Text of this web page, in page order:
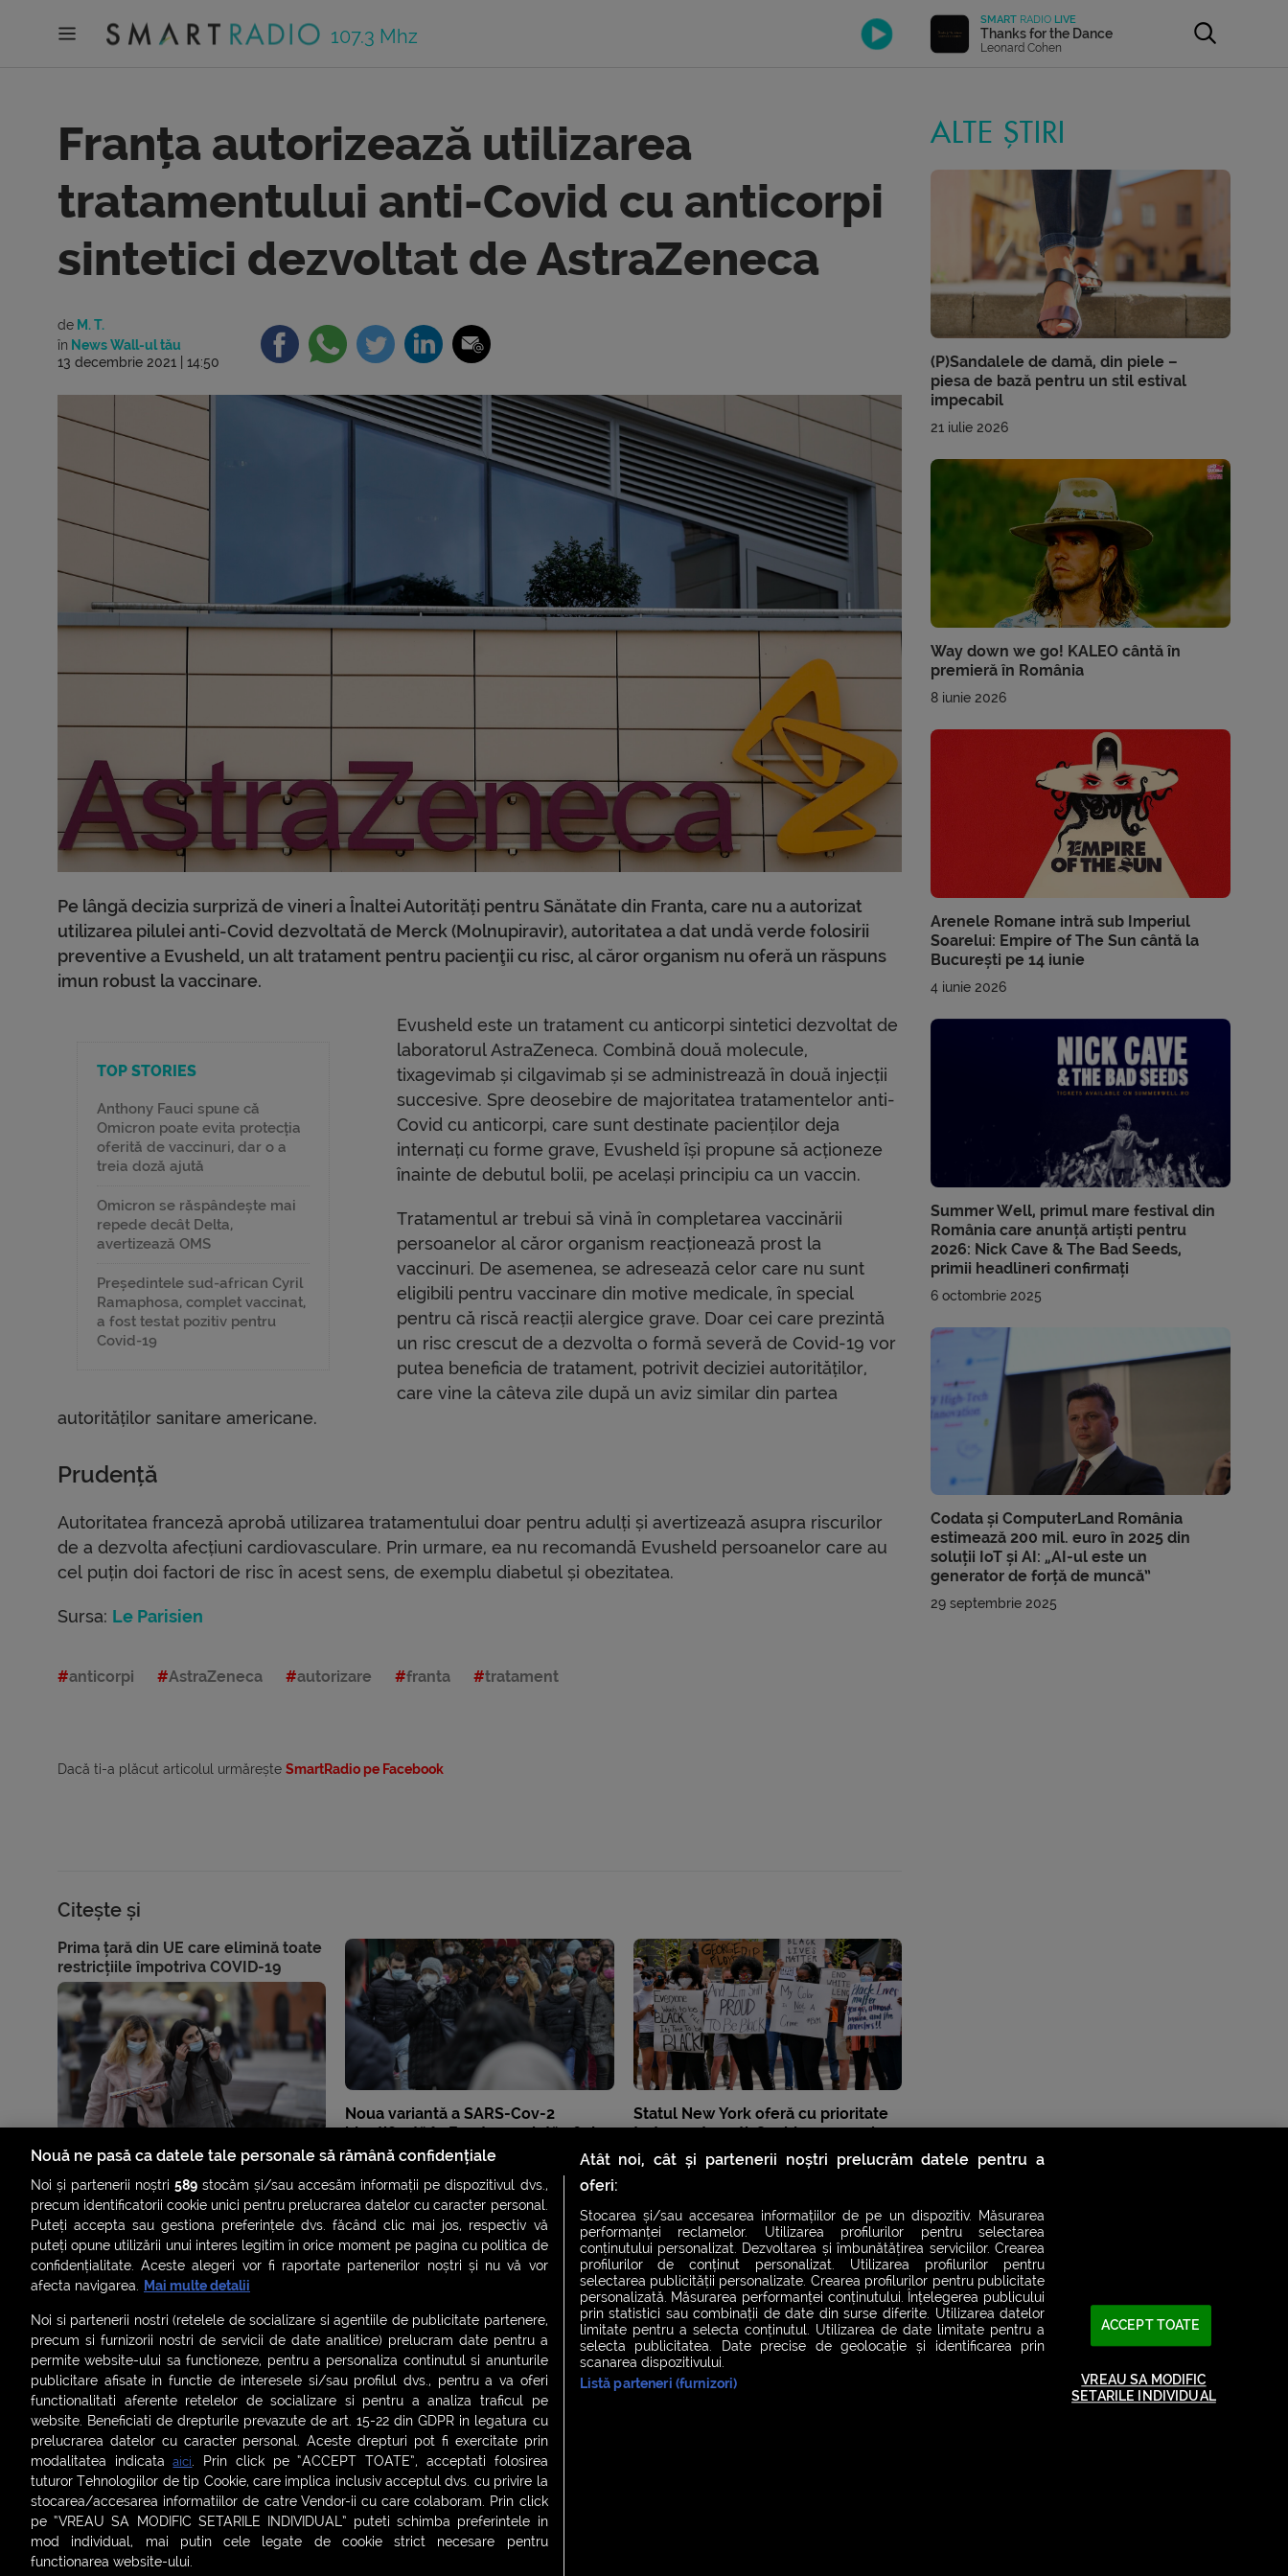
107.3 Mhz
SMART RADIO LIVE
Thanks for the Dance
Leonard Cohen
Franța autorizează utilizarea
tratamentului anti-Covid cu anticorpi
sintetici dezvoltat de AstraZeneca
de M. T.
în News Wall-ul tău
13 decembrie 2021 | 14:50
Pe lângă decizia surpriză de vineri a Înaltei Autorități pentru Sănătate din Franta, care nu a autorizat
utilizarea pilulei anti-Covid dezvoltată de Merck (Molnupiravir), autoritatea a dat undă verde folosirii
preventive a Evusheld, un alt tratament pentru pacienţii cu risc, al căror organism nu oferă un răspuns
imun robust la vaccinare.
TOP STORIES
Anthony Fauci spune că
Omicron poate evita protecția
oferită de vaccinuri, dar o a
treia doză ajută
Omicron se răspândește mai
repede decât Delta,
avertizează OMS
Președintele sud-african Cyril
Ramaphosa, complet vaccinat,
a fost testat pozitiv pentru
Covid-19
Evusheld este un tratament cu anticorpi sintetici dezvoltat de
laboratorul AstraZeneca. Combină două molecule,
tixagevimab și cilgavimab și se administrează în două injecții
succesive. Spre deosebire de majoritatea tratamentelor anti-
Covid cu anticorpi, care sunt destinate pacienților deja
internați cu forme grave, Evusheld își propune să acționeze
înainte de debutul bolii, pe același principiu ca un vaccin.
Tratamentul ar trebui să vină în completarea vaccinării
persoanelor al căror organism reacționează prost la
vaccinuri. De asemenea, se adresează celor care nu sunt
eligibili pentru vaccinare din motive medicale, în special
pentru că riscă reacții alergice grave. Doar cei care prezintă
un risc crescut de a dezvolta o formă severă de Covid-19 vor
putea beneficia de tratament, potrivit deciziei autorităților,
care vine la câteva zile după un aviz similar din partea
autorităților sanitare americane.
Prudență
Autoritatea franceză aprobă utilizarea tratamentului doar pentru adulți și avertizează asupra riscurilor
de a dezvolta afecțiuni cardiovasculare. Prin urmare, ea nu recomandă Evusheld persoanelor care au
cel puțin doi factori de risc în acest sens, de exemplu diabetul și obezitatea.
Sursa: Le Parisien
anticorpi AstraZeneca autorizare franta tratament
Dacă ti-a plăcut articolul urmărește SmartRadio pe Facebook
Citește și
Prima țară din UE care elimină toate
restricțiile împotriva COVID-19
Noua variantă a SARS-Cov-2
identificată în Franța prezintă 46 de
mutații
Statul New York oferă cu prioritate
tratamente anti-Covid persoanelor
care nu sunt albe
ALTE ȘTIRI
(P)Sandalele de damă, din piele –
piesa de bază pentru un stil estival
impecabil
21 iulie 2026
Way down we go! KALEO cântă în
premieră în România
8 iunie 2026
Arenele Romane intră sub Imperiul
Soarelui: Empire of The Sun cântă la
București pe 14 iunie
4 iunie 2026
Summer Well, primul mare festival din
România care anunță artiști pentru
2026: Nick Cave & The Bad Seeds,
primii headlineri confirmați
6 octombrie 2025
Codata și ComputerLand România
estimează 200 mil. euro în 2025 din
soluții IoT și AI: „AI-ul este un
generator de forță de muncă”
29 septembrie 2025
ȘTIRI SMART SHORTS LIVE FEVER BRUNCH FEVER NIGHT FEVER
LIVE FEVER CONCERT
ASCULTĂ ACUM RADIOURILE SMART
| Politica de confidențialitate Politica de cookies
Contact:office@smartradio.ro
Nouă ne pasă ca datele tale personale să rămână confidențiale
Noi și partenerii noștri589 stocăm și/sau accesăm informații pe dispozitivul dvs.,
precum identificatorii cookie unici pentru prelucrarea datelor cu caracter personal.
Puteți accepta sau gestiona preferințele dvs. făcând clic mai jos, respectiv vă
puteți opune utilizării unui interes legitim în orice moment pe pagina cu politica de
confidențialitate. Aceste alegeri vor fi raportate partenerilor noștri și nu vă vor
afecta navigarea. Mai multe detalii
Noi si partenerii nostri (retelele de socializare si agentiile de publicitate partenere,
precum si furnizorii nostri de servicii de date analitice) prelucram date pentru a
permite website-ului sa functioneze, pentru a personaliza continutul si anunturile
publicitare afisate in functie de interesele si/sau profilul dvs., pentru a va oferi
functionalitati aferente retelelor de socializare si pentru a analiza traficul pe
website. Beneficiati de drepturile prevazute de art. 15-22 din GDPR in legatura cu
prelucrarea datelor cu caracter personal. Aceste drepturi pot fi exercitate prin
modalitatea indicataaici. Prin click pe “ACCEPT TOATE”, acceptati folosirea
tuturor Tehnologiilor de tip Cookie, care implica inclusiv acceptul dvs. cu privire la
stocarea/accesarea informatiilor de catre Vendor-ii cu care colaboram. Prin click
pe “VREAU SA MODIFIC SETARILE INDIVIDUAL” puteti schimba preferintele in
mod individual, mai putin cele legate de cookie strict necesare pentru
functionarea website-ului.
Atât noi, cât și partenerii noștri prelucrăm datele pentru a
oferi:
Stocarea și/sau accesarea informațiilor de pe un dispozitiv. Măsurarea
performanței reclamelor. Utilizarea profilurilor pentru selectarea
conținutului personalizat. Dezvoltarea și îmbunătățirea serviciilor. Crearea
profilurilor de conținut personalizat. Utilizarea profilurilor pentru
selectarea publicității personalizate. Crearea profilurilor pentru publicitate
personalizată. Măsurarea performanței conținutului. Înțelegerea publicului
prin statistici sau combinații de date din surse diferite. Utilizarea datelor
limitate pentru a selecta conținutul. Utilizarea de date limitate pentru a
selecta publicitatea. Date precise de geolocație și identificarea prin
scanarea dispozitivului.
Listă parteneri (furnizori)
ACCEPT TOATE
VREAU SA MODIFIC
SETARILE INDIVIDUAL